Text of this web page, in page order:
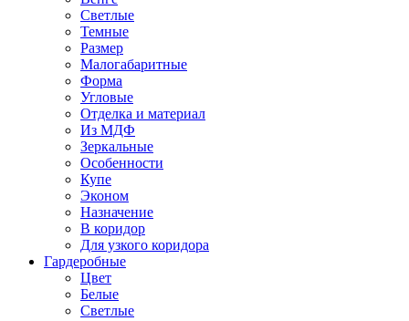
Светлые
Темные
Размер
Малогабаритные
Форма
Угловые
Отделка и материал
Из МДФ
Зеркальные
Особенности
Купе
Эконом
Назначение
В коридор
Для узкого коридора
Гардеробные
Цвет
Белые
Светлые